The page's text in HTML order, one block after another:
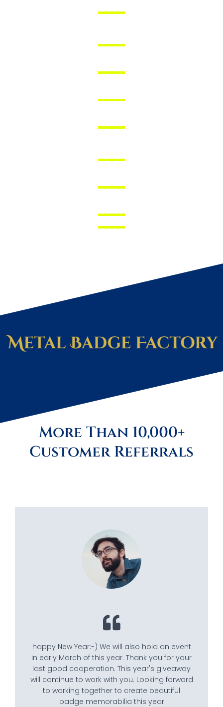
More Than 10,000+
Customer Referrals
happy New Year:-) We will also hold an event
in early March of this year. Thank you for your
last good cooperation. This year's giveaway
will continue to work with you. Looking forward
to working together to create beautiful
badge memorabilia this year